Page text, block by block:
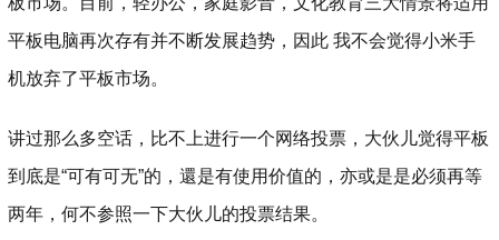
平板电脑再次存有并不断发展趋势，因此 我不会觉得小米手
机放弃了平板市场。
讲过那么多空话，比不上进行一个网络投票，大伙儿觉得平板
到底是“可有可无”的，還是有使用价值的，亦或是是必须再等
两年，何不参照一下大伙儿的投票结果。